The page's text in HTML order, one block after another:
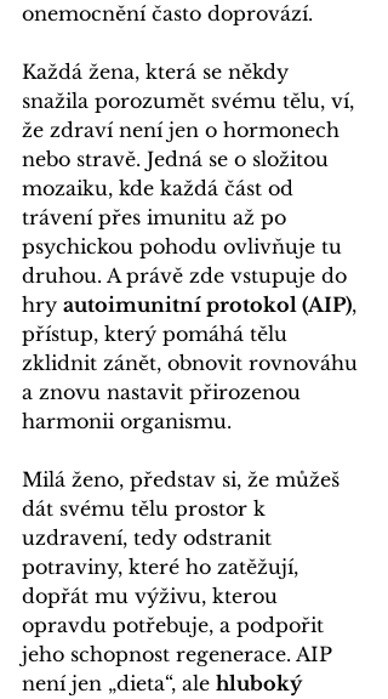
onemocnění často doprovází.
Každá žena, která se někdy
snažila porozumět svému tělu, ví,
že zdraví není jen o hormonech
nebo stravě. Jedná se o složitou
mozaiku, kde každá část od
trávení přes imunitu až po
psychickou pohodu ovlivňuje tu
druhou. A právě zde vstupuje do
hry autoimunitní protokol (AIP),
přístup, který pomáhá tělu
zklidnit zánět, obnovit rovnováhu
a znovu nastavit přirozenou
harmonii organismu.
Milá ženo, představ si, že můžeš
dát svému tělu prostor k
uzdravení, tedy odstranit
potraviny, které ho zatěžují,
dopřát mu výživu, kterou
opravdu potřebuje, a podpořit
jeho schopnost regenerace. AIP
není jen „dieta“, ale hluboký